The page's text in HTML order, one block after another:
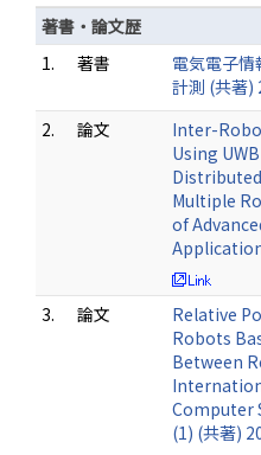
著書・論文歴
1.
著書
電気電子情
計測 (共著)
2.
論文
Inter-
Using
Multiple
of
3. 論文
Relative
Robots
Between
Computer
(1) (共著)